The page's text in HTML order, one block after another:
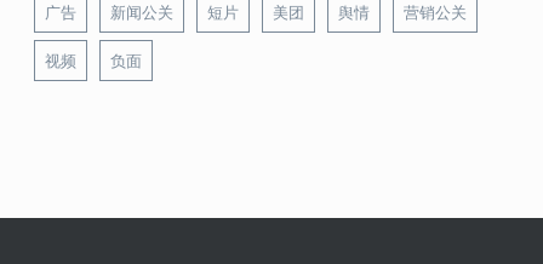
广告 新闻公关 短片 美团 舆情 营销公关
视频 负面